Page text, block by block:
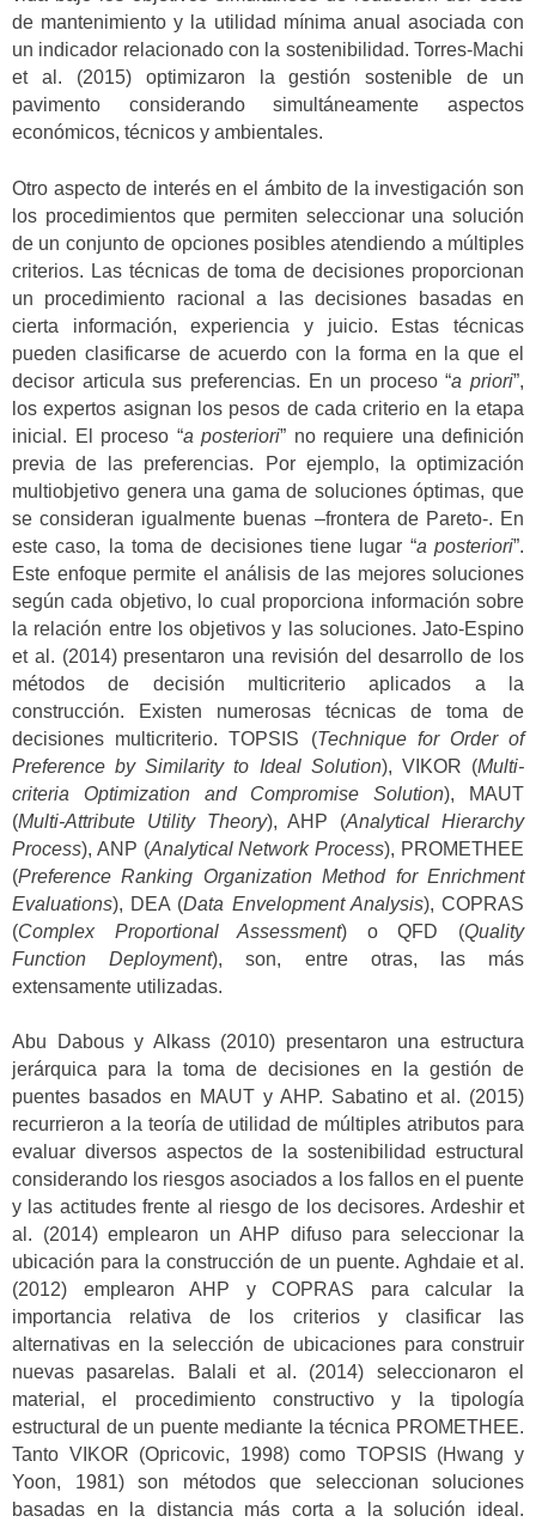
de mantenimiento y la utilidad mínima anual asociada con
un indicador relacionado con la sostenibilidad. Torres-Machi
et al. (2015) optimizaron la gestión sostenible de un
pavimento considerando simultáneamente aspectos
económicos, técnicos y ambientales.
Otro aspecto de interés en el ámbito de la investigación son
los procedimientos que permiten seleccionar una solución
de un conjunto de opciones posibles atendiendo a múltiples
criterios. Las técnicas de toma de decisiones proporcionan
un procedimiento racional a las decisiones basadas en
cierta información, experiencia y juicio. Estas técnicas
pueden clasificarse de acuerdo con la forma en la que el
decisor articula sus preferencias. En un proceso “a priori”,
los expertos asignan los pesos de cada criterio en la etapa
inicial. El proceso “a posteriori” no requiere una definición
previa de las preferencias. Por ejemplo, la optimización
multiobjetivo genera una gama de soluciones óptimas, que
se consideran igualmente buenas –frontera de Pareto-. En
este caso, la toma de decisiones tiene lugar “a posteriori”.
Este enfoque permite el análisis de las mejores soluciones
según cada objetivo, lo cual proporciona información sobre
la relación entre los objetivos y las soluciones. Jato-Espino
et al. (2014) presentaron una revisión del desarrollo de los
métodos de decisión multicriterio aplicados a la
construcción. Existen numerosas técnicas de toma de
decisiones multicriterio. TOPSIS (Technique for Order of
Preference by Similarity to Ideal Solution), VIKOR (Multi-
criteria Optimization and Compromise Solution), MAUT
(Multi-Attribute Utility Theory), AHP (Analytical Hierarchy
Process), ANP (Analytical Network Process), PROMETHEE
(Preference Ranking Organization Method for Enrichment
Evaluations), DEA (Data Envelopment Analysis), COPRAS
(Complex Proportional Assessment) o QFD (Quality
Function Deployment), son, entre otras, las más
extensamente utilizadas.
Abu Dabous y Alkass (2010) presentaron una estructura
jerárquica para la toma de decisiones en la gestión de
puentes basados en MAUT y AHP. Sabatino et al. (2015)
recurrieron a la teoría de utilidad de múltiples atributos para
evaluar diversos aspectos de la sostenibilidad estructural
considerando los riesgos asociados a los fallos en el puente
y las actitudes frente al riesgo de los decisores. Ardeshir et
al. (2014) emplearon un AHP difuso para seleccionar la
ubicación para la construcción de un puente. Aghdaie et al.
(2012) emplearon AHP y COPRAS para calcular la
importancia relativa de los criterios y clasificar las
alternativas en la selección de ubicaciones para construir
nuevas pasarelas. Balali et al. (2014) seleccionaron el
material, el procedimiento constructivo y la tipología
estructural de un puente mediante la técnica PROMETHEE.
Tanto VIKOR (Opricovic, 1998) como TOPSIS (Hwang y
Yoon, 1981) son métodos que seleccionan soluciones
basadas en la distancia más corta a la solución ideal.